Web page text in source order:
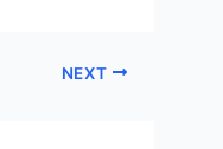
NEXT